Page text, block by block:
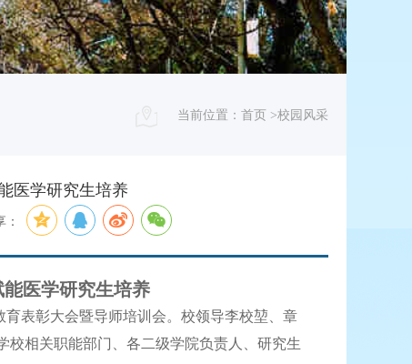
当前位置： 首页 >校园风采
医学研究生培养
医学研究生培养
育表彰大会暨导师培训会。校领导李校堃、章
校相关职能部门、各二级学院负责人、研究生